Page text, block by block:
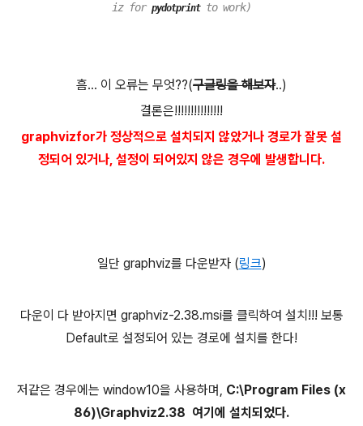
iz for pydotprint to work)
흠... 이 오류는 무엇??(구글링을 해보자..)
결론은!!!!!!!!!!!!!!!
graphvizfor가 정상적으로 설치되지 않았거나 경로가 잘못 설
정되어 있거나, 설정이 되어있지 않은 경우에 발생합니다.
일단 graphviz를 다운받자 (링크)
다운이 다 받아지면 graphviz-2.38.msi를 클릭하여 설치!!! 보통
Default로 설정되어 있는 경로에 설치를 한다!
저같은 경우에는 window10을 사용하며, C:\Program Files (x
86)\Graphviz2.38 여기에 설치되었다.